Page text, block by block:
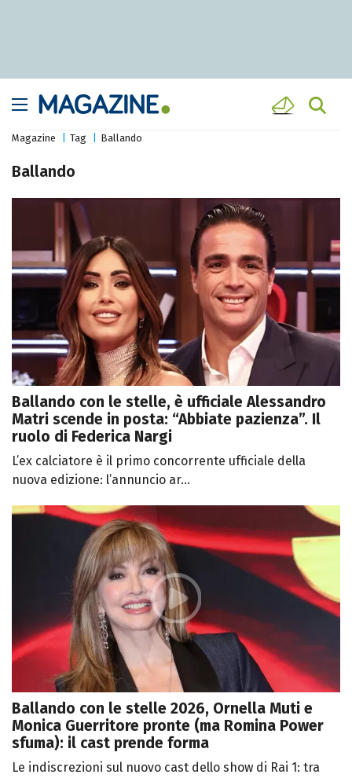
Magazine Tag Ballando
Ballando
Ballando con le stelle, è ufficiale Alessandro
Matri scende in posta: “Abbiate pazienza”. Il
ruolo di Federica Nargi
L’ex calciatore è il primo concorrente ufficiale della
nuova edizione: l’annuncio ar...
Ballando con le stelle 2026, Ornella Muti e
Monica Guerritore pronte (ma Romina Power
sfuma): il cast prende forma
Le indiscrezioni sul nuovo cast dello show di Rai 1: tra